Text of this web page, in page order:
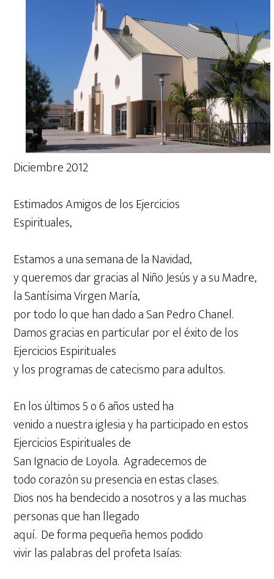
Diciembre 2012
Estimados Amigos de los Ejercicios
Espirituales,
Estamos a una semana de la Navidad,
y queremos dar gracias al Niño Jesús y a su Madre,
la Santísima Virgen María,
por todo lo que han dado a San Pedro Chanel.
Damos gracias en particular por el éxito de los
Ejercicios Espirituales
y los programas de catecismo para adultos.
En los últimos 5 o 6 años usted ha
venido a nuestra iglesia y ha participado en estos
Ejercicios Espirituales de
San Ignacio de Loyola. Agradecemos de
todo corazón su presencia en estas clases.
Dios nos ha bendecido a nosotros y a las muchas
personas que han llegado
aquí. De forma pequeña hemos podido
vivir las palabras del profeta Isaías: